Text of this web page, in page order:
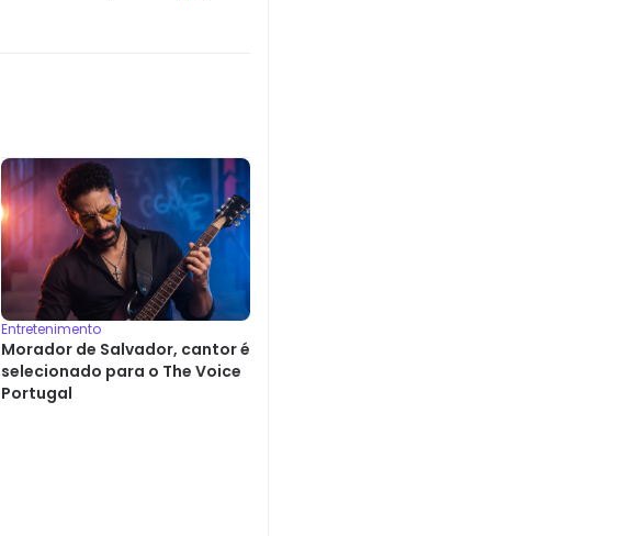
Entretenimento
Morador de Salvador, cantor é
selecionado para o The Voice
Portugal